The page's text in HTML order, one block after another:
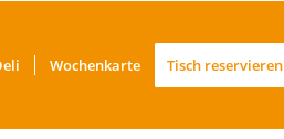
Wochenkarte Tisch reservieren